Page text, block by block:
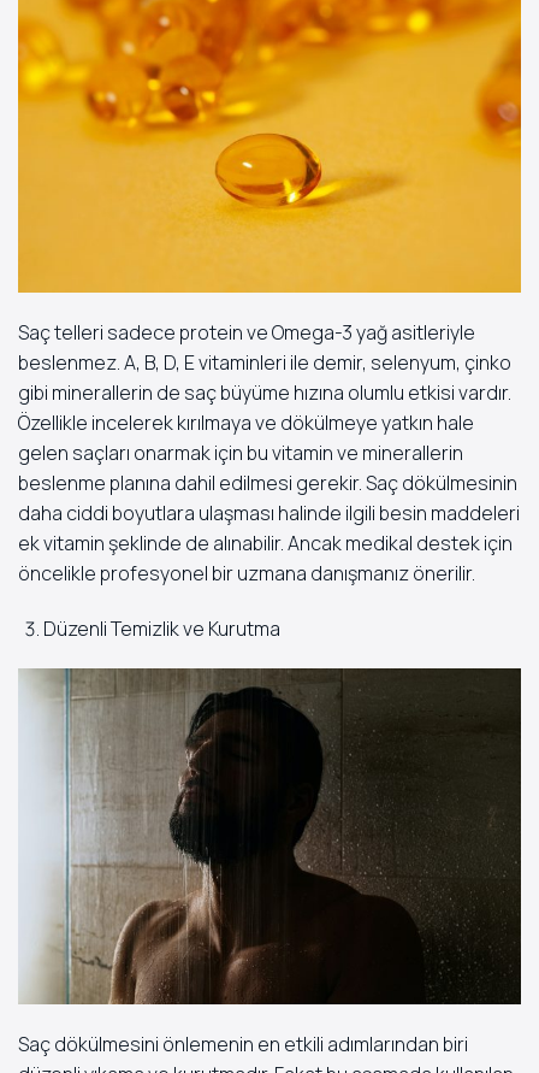
Saç telleri sadece protein ve Omega-3 yağ asitleriyle
beslenmez. A, B, D, E vitaminleri ile demir, selenyum, çinko
gibi minerallerin de saç büyüme hızına olumlu etkisi vardır.
Özellikle incelerek kırılmaya ve dökülmeye yatkın hale
gelen saçları onarmak için bu vitamin ve minerallerin
beslenme planına dahil edilmesi gerekir. Saç dökülmesinin
daha ciddi boyutlara ulaşması halinde ilgili besin maddeleri
ek vitamin şeklinde de alınabilir. Ancak medikal destek için
öncelikle profesyonel bir uzmana danışmanız önerilir.
Düzenli Temizlik ve Kurutma
Saç dökülmesini önlemenin en etkili adımlarından biri